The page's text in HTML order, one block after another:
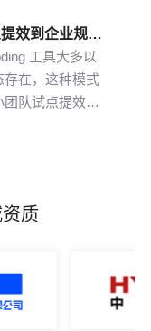
级智能决策新
高质量的知识
AI 编程：从个人提效到企业规模化落地的破局之道
工具大多以
在，这种模式
队试点提效，
质